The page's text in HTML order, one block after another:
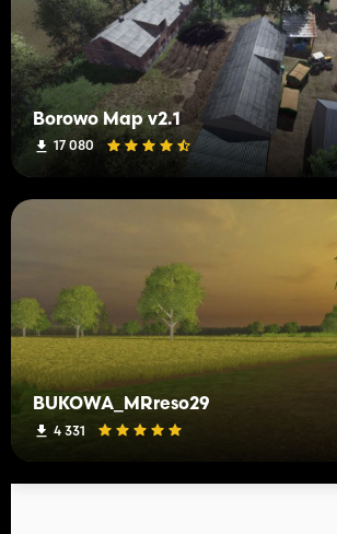
Borowo Map v2.1
17 080
BUKOWA_MRreso29
4 331